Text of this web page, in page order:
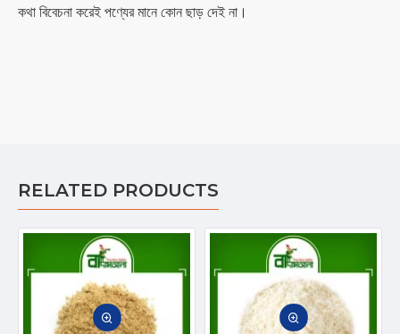
কথা বিবেচনা করেই পণ্যের মানে কোন ছাড় দেই না।
RELATED PRODUCTS